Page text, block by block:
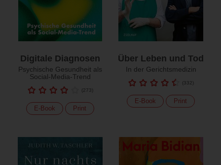
Digitale Diagnosen
Psychische Gesundheit als
Social-Media-Trend
(273)
E-Book Print
Über Leben und Tod
In der Gerichtsmedizin
(332)
E-Book Print